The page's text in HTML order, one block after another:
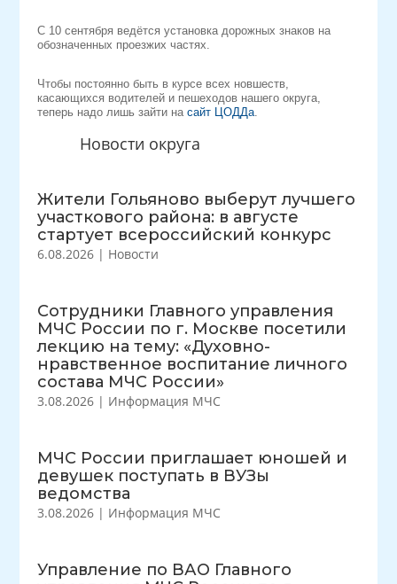
Новости округа
Жители Гольяново выберут лучшего
участкового района: в августе
стартует всероссийский конкурс
6.08.2026 | Новости
Сотрудники Главного управления
МЧС России по г. Москве посетили
лекцию на тему: «Духовно-
нравственное воспитание личного
состава МЧС России»
3.08.2026 | Информация МЧС
МЧС России приглашает юношей и
девушек поступать в ВУЗы
ведомства
3.08.2026 | Информация МЧС
Управление по ВАО Главного
С 10 сентября ведётся установка дорожных знаков на
обозначенных проезжих частях.
Чтобы постоянно быть в курсе всех новшеств,
касающихся водителей и пешеходов нашего округа,
теперь надо лишь зайти насайт ЦОДДа